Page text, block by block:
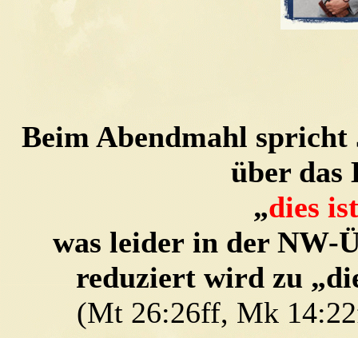
Beim Abendmahl spricht
über
„dies
was leider in der NW-
reduziert wird zu
(Mt 26:26ff, Mk